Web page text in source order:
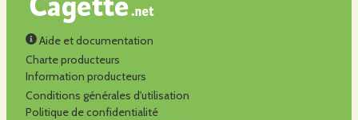
Aide et documentation
Charte producteurs
Information producteurs
Conditions générales d'utilisation
Politique de confidentialité